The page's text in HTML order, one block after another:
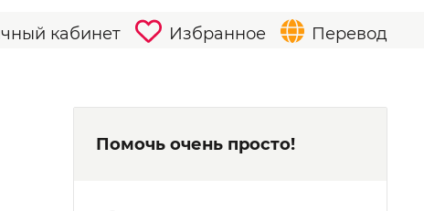
кабинет Избранное Перевод
Помочь очень просто!